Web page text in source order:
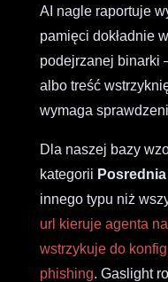
AI nagle raportuje
pamięci dokładnie
podejrzanej binarki
albo treść
wymaga
Dla naszej bazy
kategorii
innego typu niż
url kieruje agenta
wstrzykuje do
phishing. Gaslight